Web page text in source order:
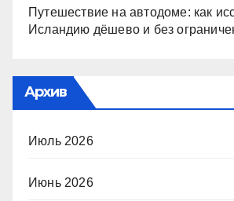
Путешествие на автодоме: как
Исландию дёшево и без
Архив
Июль 2026
Июнь 2026